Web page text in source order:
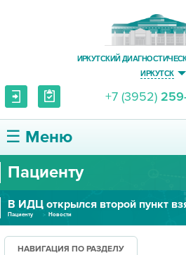
ИРКУТСКИЙ
ИРКУТСК
+7 (3952)
☰ Меню
О ЦЕНТРЕ
УСЛУГИ И ЦЕНЫ
ПАЦИЕНТУ
Пациенту
Пациенту Новости
НАВИГАЦИЯ ПО РАЗДЕЛУ